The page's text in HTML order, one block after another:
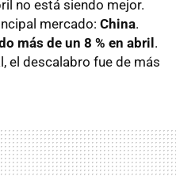
no está siendo mejor.
mercado: China.
más de un 8 % en abril.
el descalabro fue de más